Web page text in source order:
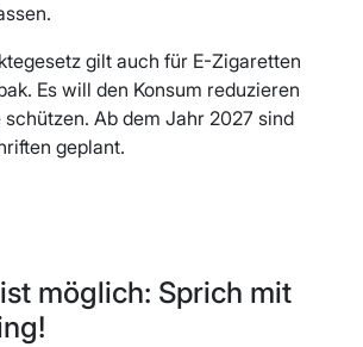
gilt auch für E-Zigaretten
Es will den Konsum reduzieren
Ab dem Jahr 2027 sind
geplant.
möglich: Sprich mit